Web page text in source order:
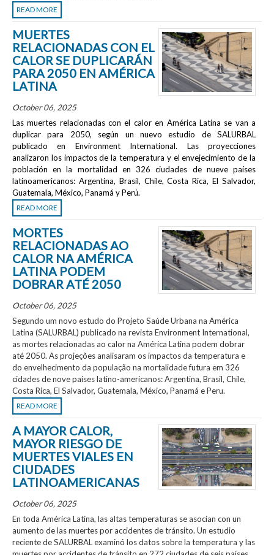
READ MORE
MUERTES
RELACIONADAS CON EL
CALOR SE DUPLICARÁN
PARA 2050 EN AMÉRICA
LATINA
October 06, 2025
Las muertes relacionadas con el calor en América Latina se van a
duplicar para 2050, según un nuevo estudio de SALURBAL
publicado en Environment International. Las proyecciones
analizaron los impactos de la temperatura y el envejecimiento de la
población en la mortalidad en 326 ciudades de nueve países
latinoamericanos: Argentina, Brasil, Chile, Costa Rica, El Salvador,
Guatemala, México, Panamá y Perú.
READ MORE
MORTES
RELACIONADAS AO
CALOR NA AMÉRICA
LATINA PODEM
DOBRAR ATÉ 2050
October 06, 2025
Segundo um novo estudo do Projeto Saúde Urbana na América
Latina (SALURBAL) publicado na revista Environment International,
as mortes relacionadas ao calor na América Latina podem dobrar
até 2050. As projeções analisaram os impactos da temperatura e
do envelhecimento da população na mortalidade futura em 326
cidades de nove países latino-americanos: Argentina, Brasil, Chile,
Costa Rica, El Salvador, Guatemala, México, Panamá e Peru.
READ MORE
A MAYOR CALOR,
MAYOR RIESGO DE
MUERTES VIALES EN
CIUDADES
LATINOAMERICANAS
October 06, 2025
En toda América Latina, las altas temperaturas se asocian con un
aumento de las muertes por accidentes de tránsito. Un estudio
reciente de SALURBAL examinó los datos sobre la temperatura y las